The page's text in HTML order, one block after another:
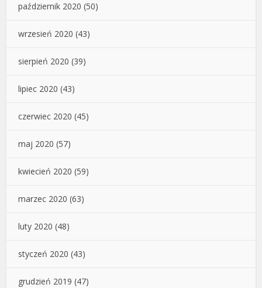
październik 2020 (50)
wrzesień 2020 (43)
sierpień 2020 (39)
lipiec 2020 (43)
czerwiec 2020 (45)
maj 2020 (57)
kwiecień 2020 (59)
marzec 2020 (63)
luty 2020 (48)
styczeń 2020 (43)
grudzień 2019 (47)